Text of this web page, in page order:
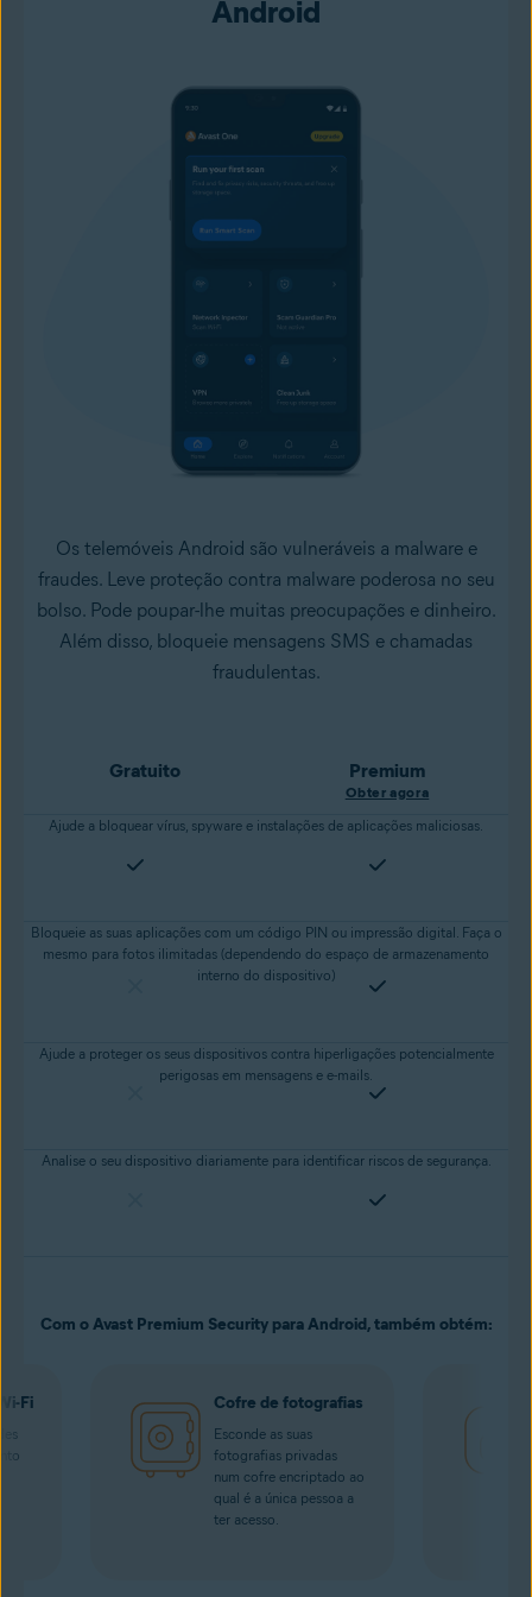
Android
Os telemóveis Android são vulneráveis a malware e
fraudes. Leve proteção contra malware poderosa no seu
bolso. Pode poupar-lhe muitas preocupações e dinheiro.
Além disso, bloqueie mensagens SMS e chamadas
fraudulentas.
Gratuito Premium
Obter agora
Ajude a bloquear vírus, spyware e instalações de aplicações maliciosas.
Bloqueie as suas aplicações com um código PIN ou impressão digital. Faça o
mesmo para fotos ilimitadas (dependendo do espaço de armazenamento
interno do dispositivo)
Ajude a proteger os seus dispositivos contra hiperligações potencialmente
perigosas em mensagens e e-mails.
Analise o seu dispositivo diariamente para identificar riscos de segurança.
Com o Avast Premium Security para Android, também obtém:
Fi Cofre de fotografias
Esconde as suas
fotografias privadas
num cofre encriptado ao
qual é a única pessoa a
ter acesso.